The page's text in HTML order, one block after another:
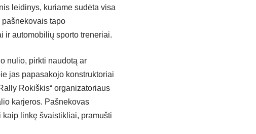
leidinys, kuriame sudėta visa
tapo
ir automobilių sporto treneriai.
nulio, pirkti naudotą ar
jas papasakojo konstruktoriai
Rokiškis“ organizatoriaus
karjeros. Pašnekovas
linkę švaistikliai, pramušti